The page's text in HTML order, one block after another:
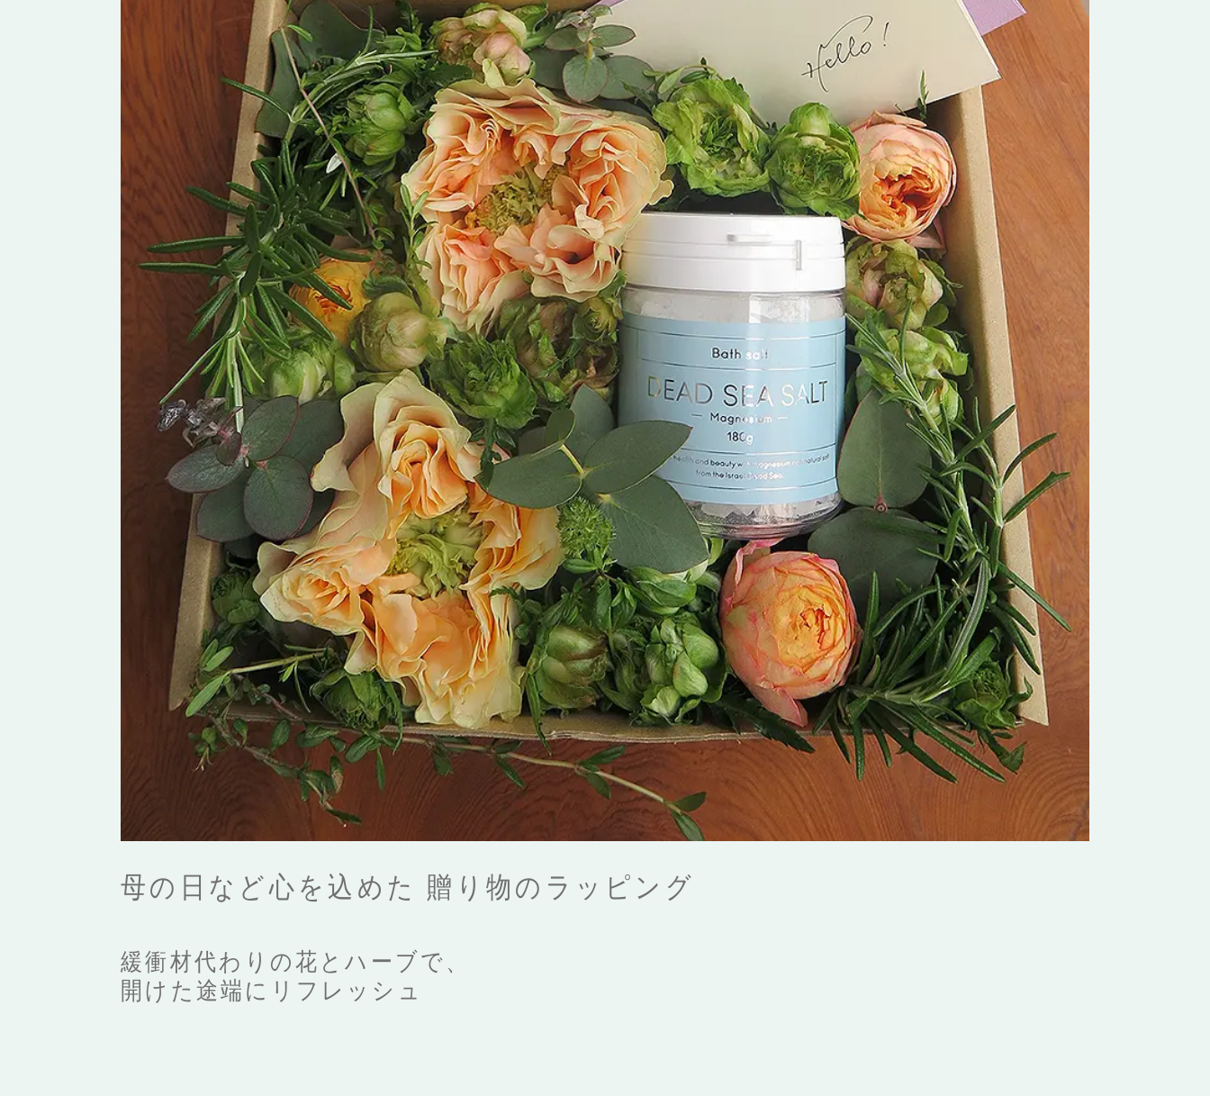
母の日など心を込めた 贈り物のラッピング
緩衝材代わりの花とハーブで、
開けた途端にリフレッシュ